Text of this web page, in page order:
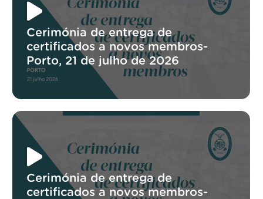
Cerimónia de entrega de
certificados a novos membros-
Porto, 21 de julho de 2026
Cerimónia de entrega de
certificados a novos membros-